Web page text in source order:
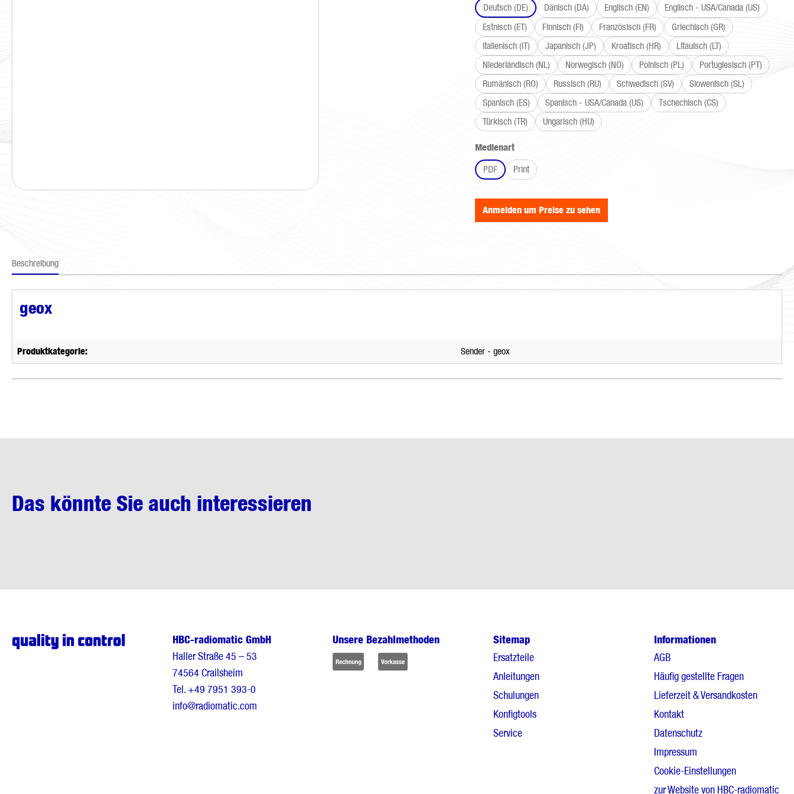
Deutsch (DE)
Dänisch (DA) Englisch (EN)
Englisch - USA/Canada (US)
Estnisch (ET)
Finnisch (FI) Französisch (FR)
Griechisch (GR)
Italienisch (IT)
Japanisch (JP) Kroatisch (HR)
Litauisch (LT)
Niederländisch (NL)
Norwegisch (NO) Polnisch (PL)
Portugiesisch (PT)
Rumänisch (RO)
Russisch (RU) Schwedisch (SV)
Slowenisch (SL)
Spanisch (ES)
Spanisch - USA/Canada (US)
Tschechisch (CS)
Türkisch (TR)
Ungarisch (HU)
Medienartauswählen
PDF
Print
Anmelden um Preise zu sehen
Beschreibung
geox
Produktkategorie: Sender - geox
Das könnte Sie auch interessieren
HBC-radiomatic GmbH
Haller Straße 45 – 53
74564 Crailsheim
Tel.+49 7951 393-0
info@radiomatic.com
Unsere Bezahlmethoden
Sitemap
Ersatzteile
Anleitungen
Schulungen
Konfigtools
Service
Informationen
AGB
Häufig gestellte Fragen
Lieferzeit & Versandkosten
Kontakt
Datenschutz
Impressum
Cookie-Einstellungen
zur Website von HBC-radiomatic